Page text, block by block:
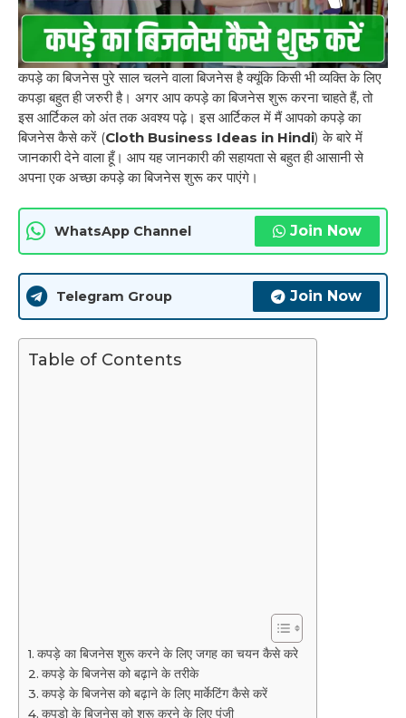
कपड़े का बिजनेस पुरे साल चलने वाला बिजनेस है क्यूंकि किसी भी व्यक्ति के लिए
कपड़ा बहुत ही जरुरी है। अगर आप कपड़े का बिजनेस शुरू करना चाहते हैं, तो
इस आर्टिकल को अंत तक अवश्य पढ़े। इस आर्टिकल में मैं आपको कपड़े का
बिजनेस कैसे करें (Cloth Business Ideas in Hindi) के बारे में
जानकारी देने वाला हूँ। आप यह जानकारी की सहायता से बहुत ही आसानी से
अपना एक अच्छा कपड़े का बिजनेस शुरू कर पाएंगे।
WhatsApp Channel Join Now
Telegram Group Join Now
Table of Contents
कपड़े का बिजनेस शुरू करने के लिए जगह का चयन कैसे करे
कपड़े के बिजनेस को बढ़ाने के तरीके
कपड़े के बिजनेस को बढ़ाने के लिए मार्केटिंग कैसे करें
कपड़ो के बिजनेस को शुरू करने के लिए पूंजी